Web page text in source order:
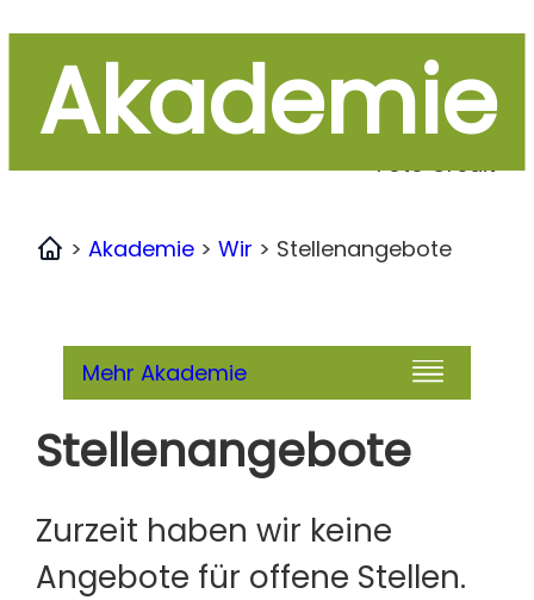
Akademie
Foto Credit
Home
>Akademie >Wir > Stellenangebote
Mehr Akademie
Stellenangebote
Zurzeit haben wir keine
Angebote für offene Stellen.